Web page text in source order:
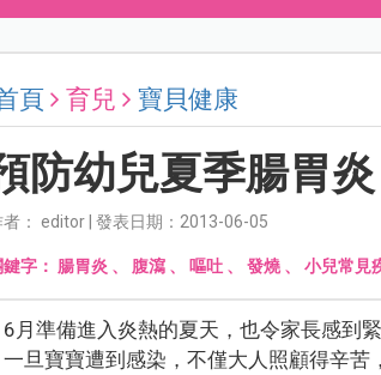
頁 育兒 寶貝健康
防幼兒夏季腸胃炎
者： editor | 發表日期：2013-06-05
鍵字： 腸胃炎 、 腹瀉、 嘔吐、 發燒、 小兒常見
6月準備進入炎熱的夏天，也令家長感到
一旦寶寶遭到感染，不僅大人照顧得辛